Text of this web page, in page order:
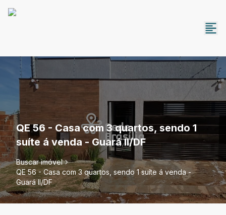
QE 56 - Casa com 3 quartos, sendo 1
suíte á venda - Guará II/DF
Buscar imóvel
QE 56 - Casa com 3 quartos, sendo 1 suíte á venda -
Guará II/DF